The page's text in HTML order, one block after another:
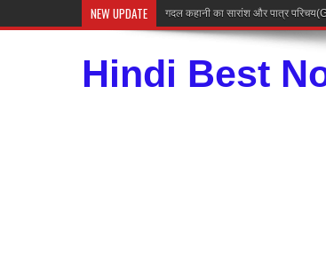
NEW UPDATE
Hindi Best